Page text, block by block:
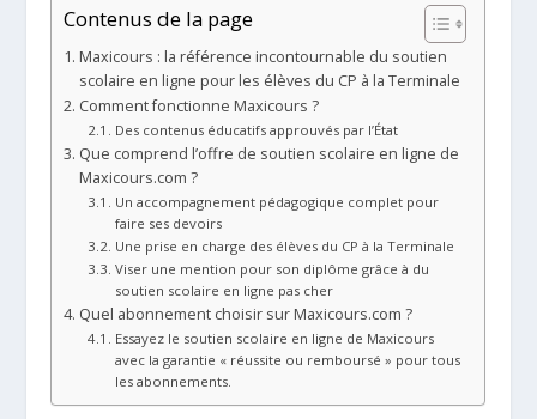
Contenus de la page
Maxicours : la référence incontournable du soutien
scolaire en ligne pour les élèves du CP à la Terminale
Comment fonctionne Maxicours ?
Des contenus éducatifs approuvés par l’État
Que comprend l’offre de soutien scolaire en ligne de
Maxicours.com ?
Un accompagnement pédagogique complet pour
faire ses devoirs
Une prise en charge des élèves du CP à la Terminale
Viser une mention pour son diplôme grâce à du
soutien scolaire en ligne pas cher
Quel abonnement choisir sur Maxicours.com ?
Essayez le soutien scolaire en ligne de Maxicours
avec la garantie « réussite ou remboursé » pour tous
les abonnements.